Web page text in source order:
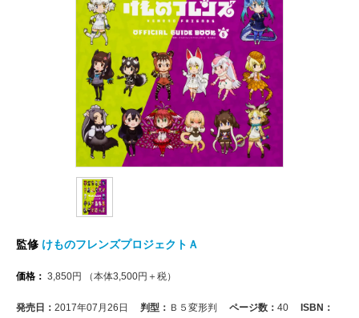
監修 けものフレンズプロジェクトＡ
価格： 3,850円 （本体3,500円＋税）
発売日： 2017年07月26日 判型： Ｂ５変形判 ページ数： 40
ISBN：